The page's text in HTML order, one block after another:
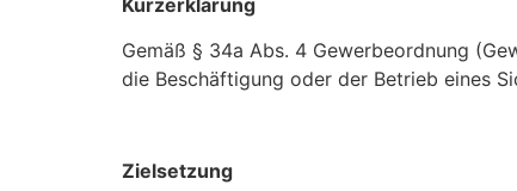
Gemäß § 34a Abs. 4 Gewerbeordnung
die Beschäftigung oder der Betrieb eines
Zielsetzung